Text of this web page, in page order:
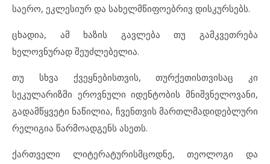
საერო, ეკლესიურ და სახელმწიფოებრივ დისკურსებს.
ცხადია, ამ ხაზის გავლება თუ გამკვეთრება
ხელოვნურად შეუძლებელია.
თუ სხვა ქვეყნებისთვის, თურქეთისთვისაც კი
სეკულარიზმი ეროვნული იდენტობის მნიშვნელოვანი,
გადამწყვეტი ნაწილია, ჩვენთვის მართლმადიდებლური
რელიგია წარმოადგენს ასეთს.
ქართველი ლიტერატურისმცოდნე, თეოლოგი და